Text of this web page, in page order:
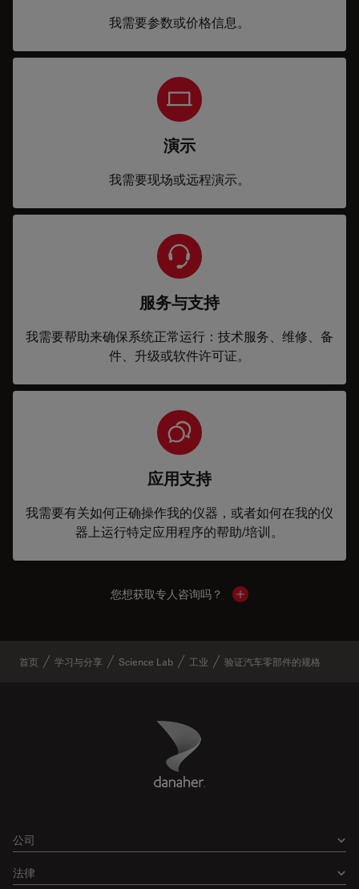
我需要参数或价格信息。
演示
我需要现场或远程演示。
服务与支持
我需要帮助来确保系统正常运行：技术服务、维修、备
件、升级或软件许可证。
应用支持
我需要有关如何正确操作我的仪器，或者如何在我的仪
器上运行特定应用程序的帮助/培训。
您想获取专人咨询吗？ Show local contacts
首页 学习与分享 Science Lab 工业 验证汽车零部件的规格
Danaher Logo
公司
法律